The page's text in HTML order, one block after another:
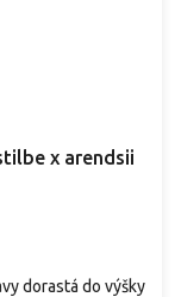
x arendsii
dorastá do výšky